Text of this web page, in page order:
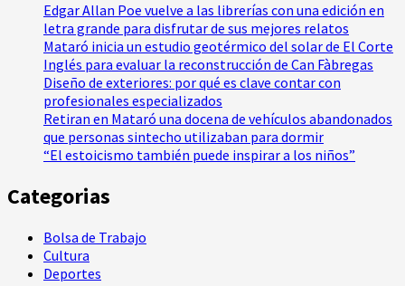
Edgar Allan Poe vuelve a las librerías con una edición en
letra grande para disfrutar de sus mejores relatos
Mataró inicia un estudio geotérmico del solar de El Corte
Inglés para evaluar la reconstrucción de Can Fàbregas
Diseño de exteriores: por qué es clave contar con
profesionales especializados
Retiran en Mataró una docena de vehículos abandonados
que personas sintecho utilizaban para dormir
“El estoicismo también puede inspirar a los niños”
Categorias
Bolsa de Trabajo
Cultura
Deportes